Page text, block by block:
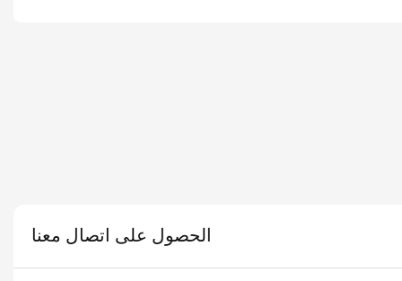
الحصول على اتصال معنا